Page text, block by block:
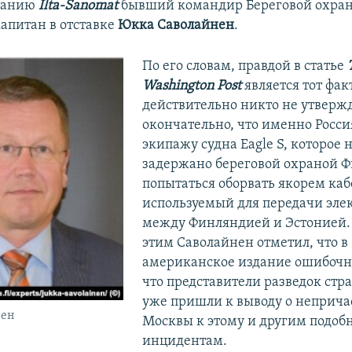
Ilta-Sanomatбывший командир Береговой
в отставкеЮкка Саволайнен.
По его словам, правдой в статье
Washington Postявляется тот
действительно никто не
окончательно, что именно
экипажу судна Eagle S, которое
задержано береговой охраной
попытаться оборвать якорем
используемый для передачи
между Финляндией и Эстонией.
этим Саволайнен отметил, что в
американское издание
что представители разведок
уже пришли к выводу о
Москвы к этому и другим
инцидентам.